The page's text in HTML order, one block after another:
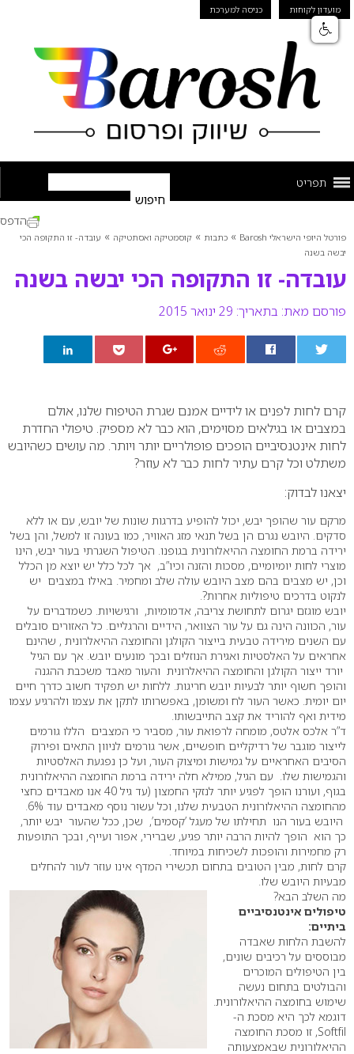
מועדון לקוחות כניסה למערכת
תפריט
פורטל היופי הישראלי Barosh » כתבות » קוסמטיקה ואסתטיקה » עובדה- זו התקופה הכי
יבשה בשנה
עובדה- זו התקופה הכי יבשה בשנה
פורסם מאת: בתאריך: 29 ינואר 2015
הדפס
קרם לחות לפנים או לידיים אמנם שגרת הטיפוח שלנו, אולם
במצבים או בגילאים מסוימים, הוא כבר לא מספיק. טיפולי החדרת
לחות אינטנסיביים הופכים פופולריים יותר ויותר. מה עושים כשהיובש
משתלט וכל קרם עתיר לחות כבר לא עוזר?
יצאנו לבדוק:
מרקם עור שהופך יבש, יכול להופיע בדרגות שונות של יובש, עם או ללא
סדקים. היובש נגרם הן בשל תנאי מזג האוויר, כמו בעונה זו למשל, והן בשל
ירידה ברמת החומצה ההיאלורונית בגופנו. הטיפול השגרתי בעור יבש, הינו
מוצרי לחות יומיומיים, מסכות והזנה וכיו”ב, אך לכל כלל יש יוצא מן הכלל
וכן, יש מצבים בהם מצב היובש עולה שלב ומחמיר. באילו במצבים יש
לנקוט בדרכים טיפוליות אחרות?.
יובש מוגזם יגרום לתחושת צריבה, אדמומיות, ורגישויות. כשמדברים על
עור, הכוונה הינה גם על עור הצוואר, הידיים והרגליים. כל האזורים סובלים
עם השנים מירידה טבעית בייצור הקולגן והחומצה ההיאלרונית , שהינם
אחראים על האלסטיות ואגירת הנוזלים ובכך מונעים יובש. אך עם הגיל
יורד ייצור הקולגן והחומצה ההיאלרונית והעור מאבד משכבת ההגנה
והופך חשוף יותר לבעיות יובש חריגות. ללחות יש תפקיד חשוב כדרך חיים
יום יומית. כאשר העור לח ומשומן, באפשרותו לתקן את עצמו ולהרגיע עצמו
מידית ואף להוריד את קצב התייבשותו.
ד”ר אלכס אלטס, מומחה לרפואת עור, מסביר כי המצבים הללו גורמים
לייצור מוגבר של רדיקליים חופשיים, אשר גורמים לניוון התאים ופירוק
הסיבים האחראיים על גמישות ומיצוק העור, ועל כן נפגעת האלסטיות
והגמישות שלו. עם הגיל, ממילא חלה ירידה ברמת החומצה ההיאלורונית
בגוף, ועורנו הופך לפגיע יותר לנזקי החמצון (עד גיל 40 אנו מאבדים כחצי
מהחומצה ההיאלורונית הטבעית שלנו, וכל עשור נוסף מאבדים עוד 6%.
היובש בעור הנו תחילתו של מעגל ’קסמים’, שכן, ככל שהעור יבש יותר,
כך הוא הופך להיות הרבה יותר פגיע, שברירי, אפור ועייף, ובכך התופעות
רק מחמירות והופכות לשכיחות במיוחד.
קרם לחות, מבין הטובים בתחום תכשירי המדף אינו עוזר לעור להחלים
מבעיות היובש שלו.
מה השלב הבא?
טיפולים אינטנסיביים
ביתיים:
להשבת הלחות שאבדה
מבוססים על רכיבים שונים,
בין הטיפולים המוכרים
והבולטים בתחום נעשה
שימוש בחומצה ההיאלורונית.
דוגמא לכך היא מסכת ה-
Softfil, זו מסכת החומצה
ההיאלורונית שבאמצעותה